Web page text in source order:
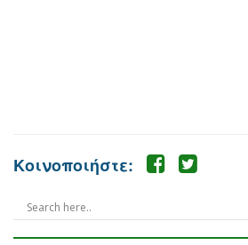
Κοινοποιήστε: